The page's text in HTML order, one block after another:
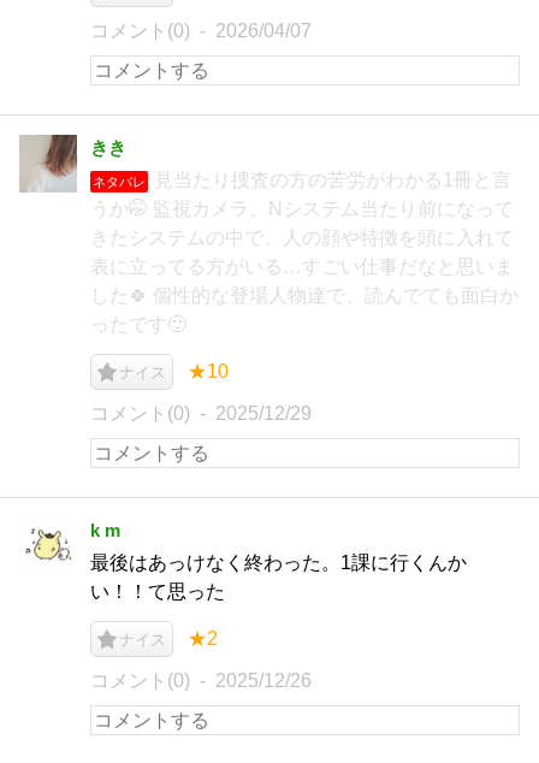
コメント(0) 2026/04/07
きき
ネタバレ
見当たり捜査の方の苦労がわかる1冊と言
うか🤭 監視カメラ、Nシステム当たり前になって
きたシステムの中で、人の顔や特徴を頭に入れて
表に立ってる方がいる…すごい仕事だなと思いま
した🍀 個性的な登場人物達で、読んでても面白か
ったです🙂
ナイス ★10
コメント(0) 2025/12/29
k m
最後はあっけなく終わった。1課に行くんか
い！！て思った
ナイス ★2
コメント(0) 2025/12/26